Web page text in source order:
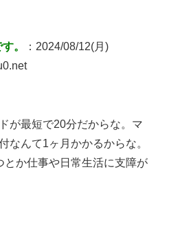
。
：2024/08/12(月)
が最短で20分だからな。マ
なんて1ヶ月かかるからな。
とか仕事や日常生活に支障が